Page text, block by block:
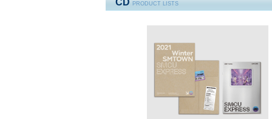
CD PRODUCT LISTS